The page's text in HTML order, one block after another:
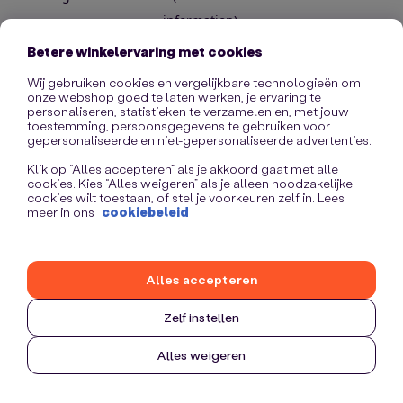
information).
Betere winkelervaring met cookies
Wij gebruiken cookies en vergelijkbare technologieën om
onze webshop goed te laten werken, je ervaring te
personaliseren, statistieken te verzamelen en, met jouw
toestemming, persoonsgegevens te gebruiken voor
gepersonaliseerde en niet-gepersonaliseerde advertenties.
Klik op “Alles accepteren” als je akkoord gaat met alle
cookies. Kies “Alles weigeren” als je alleen noodzakelijke
cookies wilt toestaan, of stel je voorkeuren zelf in. Lees
meer in ons cookiebeleid
Zelf instellen
Alles weigeren
Alles accepteren